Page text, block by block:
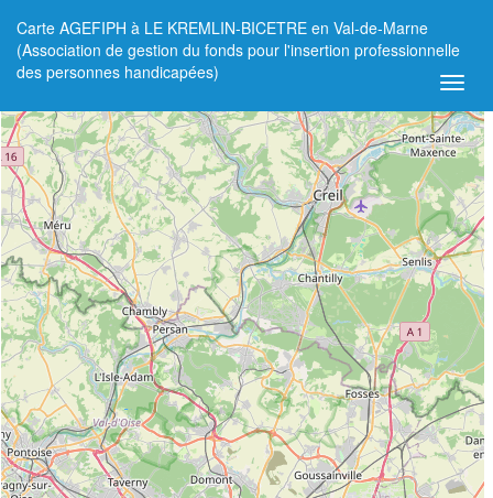
Carte AGEFIPH à LE KREMLIN-BICETRE en Val-de-Marne
(Association de gestion du fonds pour l'insertion professionnelle
des personnes handicapées)
+
−